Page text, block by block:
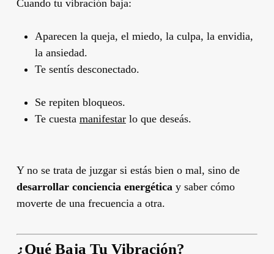
Cuando tu vibración baja:
Aparecen la queja, el miedo, la culpa, la envidia,
la ansiedad.
Te sentís desconectado.
Se repiten bloqueos.
Te cuesta manifestarlo que deseás.
Y no se trata de juzgar si estás bien o mal, sino de
desarrollar conciencia energética y saber cómo
moverte de una frecuencia a otra.
¿Qué Baja Tu Vibración?